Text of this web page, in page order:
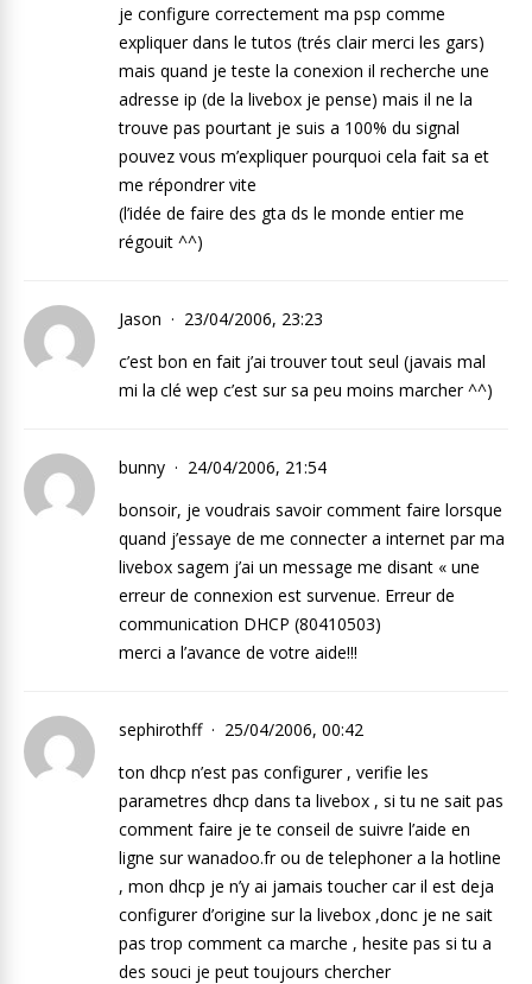
je configure correctement ma psp comme
expliquer dans le tutos (trés clair merci les gars)
mais quand je teste la conexion il recherche une
adresse ip (de la livebox je pense) mais il ne la
trouve pas pourtant je suis a 100% du signal
pouvez vous m’expliquer pourquoi cela fait sa et
me répondrer vite
(l’idée de faire des gta ds le monde entier me
régouit ^^)
Jason
23/04/2006, 23:23
c’est bon en fait j’ai trouver tout seul (javais mal
mi la clé wep c’est sur sa peu moins marcher ^^)
bunny
24/04/2006, 21:54
bonsoir, je voudrais savoir comment faire lorsque
quand j’essaye de me connecter a internet par ma
livebox sagem j’ai un message me disant « une
erreur de connexion est survenue. Erreur de
communication DHCP (80410503)
merci a l’avance de votre aide!!!
sephirothff
25/04/2006, 00:42
ton dhcp n’est pas configurer , verifie les
parametres dhcp dans ta livebox , si tu ne sait pas
comment faire je te conseil de suivre l’aide en
ligne sur wanadoo.fr ou de telephoner a la hotline
, mon dhcp je n’y ai jamais toucher car il est deja
configurer d’origine sur la livebox ,donc je ne sait
pas trop comment ca marche , hesite pas si tu a
des souci je peut toujours chercher